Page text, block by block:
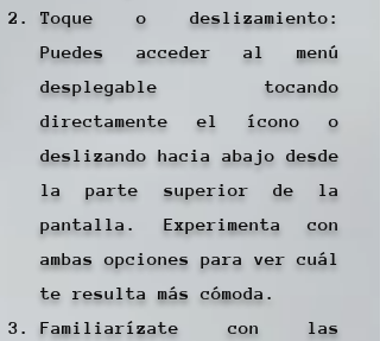
Toque o deslizamiento:
Puedes acceder al menú
desplegable tocando
directamente el ícono o
deslizando hacia abajo desde
la parte superior de la
pantalla. Experimenta con
ambas opciones para ver cuál
te resulta más cómoda.
Familiarízate con las